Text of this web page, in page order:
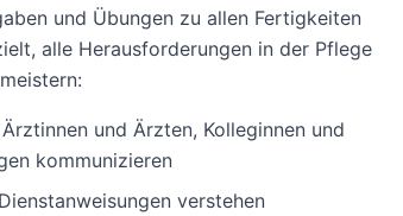
und Übungen zu allen Fertigkeiten
alle Herausforderungen in der Pflege
und Ärzten, Kolleginnen und
kommunizieren
verstehen